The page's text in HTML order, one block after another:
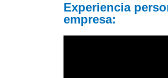
Experiencia
empresa: